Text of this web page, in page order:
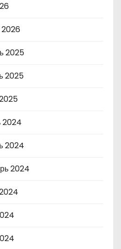
2025
2025
2024
2024
2024